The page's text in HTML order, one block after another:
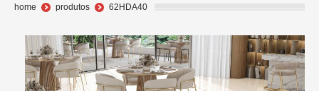
Você está aqui:
home produtos 62HDA40